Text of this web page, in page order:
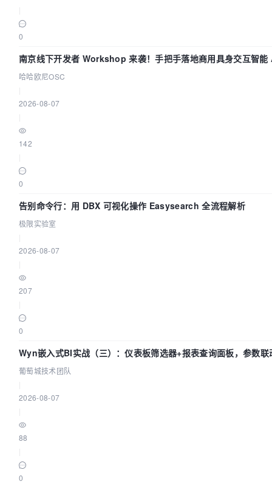
0
南京线下开发者 Workshop 来袭！手把手落地商用具身交互智
哈哈欧尼OSC
2026-08-07
142
0
告别命令行：用 DBX 可视化操作 Easysearch 全流程解析
极限实验室
2026-08-07
207
0
Wyn嵌入式BI实战（三）：仪表板筛选器+报表查询面板，参数联
葡萄城技术团队
2026-08-07
88
0